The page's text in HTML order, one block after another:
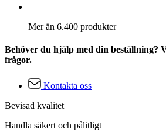
Mer än 6.400 produkter
Behöver du hjälp med din beställning?
frågor.
Kontakta oss
Bevisad kvalitet
Handla säkert och pålitligt